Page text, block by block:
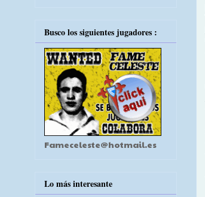
Busco los siguientes jugadores :
Fameceleste@hotmail.es
Lo más interesante